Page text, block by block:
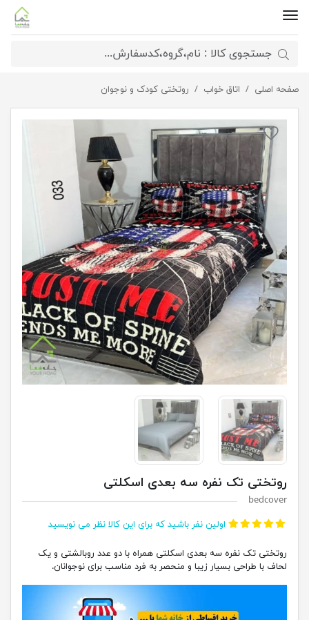
صفحه اصلی اتاق خواب روتختی کودک و نوجوانروتختی تک نفره سه بعدی اسکلتی
روتختی تک نفره سه بعدی اسکلتی
bedcover
اولین نفر باشید که برای این کالا نظر می نویسید
روتختی تک نفره سه بعدی اسکلتی همراه با دو عدد روبالشتی و یک
لحاف با طراحی بسیار زیبا و منحصر به فرد مناسب برای نوجوانان.